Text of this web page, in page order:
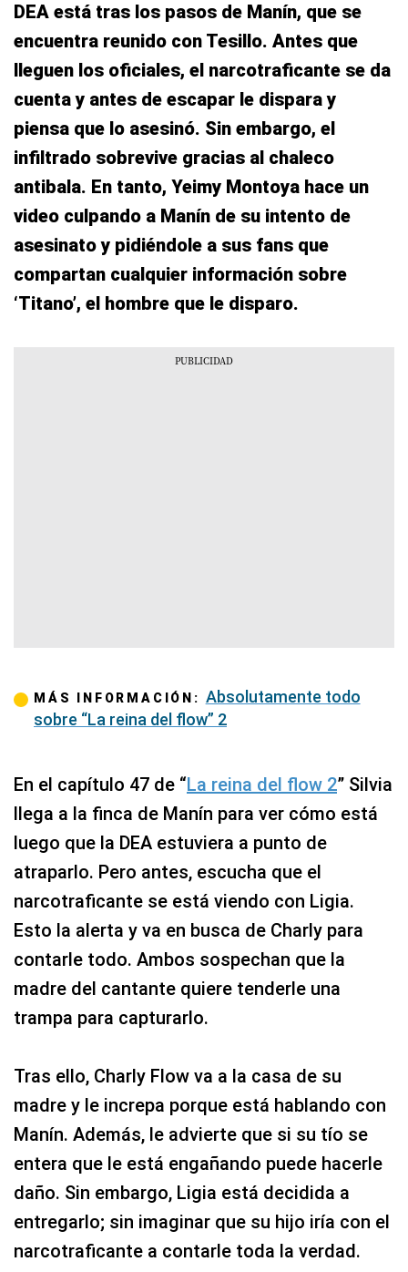
DEA está tras los pasos de Manín, que se
encuentra reunido con Tesillo. Antes que
lleguen los oficiales, el narcotraficante se da
cuenta y antes de escapar le dispara y
piensa que lo asesinó. Sin embargo, el
infiltrado sobrevive gracias al chaleco
antibala. En tanto, Yeimy Montoya hace un
video culpando a Manín de su intento de
asesinato y pidiéndole a sus fans que
compartan cualquier información sobre
‘Titano’, el hombre que le disparo.
MÁS INFORMACIÓN: Absolutamente todo
sobre “La reina del flow” 2
En el capítulo 47 de “La reina del flow 2” Silvia
llega a la finca de Manín para ver cómo está
luego que la DEA estuviera a punto de
atraparlo. Pero antes, escucha que el
narcotraficante se está viendo con Ligia.
Esto la alerta y va en busca de Charly para
contarle todo. Ambos sospechan que la
madre del cantante quiere tenderle una
trampa para capturarlo.
Tras ello, Charly Flow va a la casa de su
madre y le increpa porque está hablando con
Manín. Además, le advierte que si su tío se
entera que le está engañando puede hacerle
daño. Sin embargo, Ligia está decidida a
entregarlo; sin imaginar que su hijo iría con el
narcotraficante a contarle toda la verdad.